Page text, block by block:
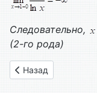
Следовательно,
(2-го рода)
Предыдущий:
Назад